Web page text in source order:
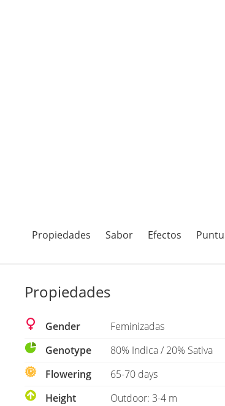
Propiedades Sabor Efectos
Propiedades
Gender Feminizadas
Genotype
80% Indica / 20% Sativa
Flowering
65-70 days
Height
Outdoor: 3-4 m